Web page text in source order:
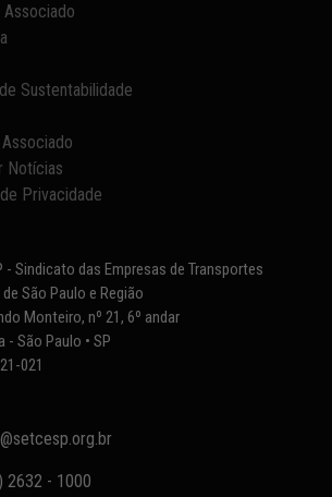
Associado
Sustentabilidade
Notícias
Privacidade
- Sindicato das Empresas de Transportes
de São Paulo e Região
Monteiro, nº 21, 6º andar
- São Paulo • SP
021
2632 - 1000